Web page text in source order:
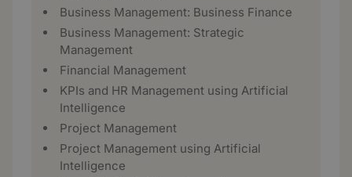
Business Management: Business Finance
Business Management: Strategic
Management
Financial Management
KPIs and HR Management using Artificial
Intelligence
Project Management
Project Management using Artificial
Intelligence